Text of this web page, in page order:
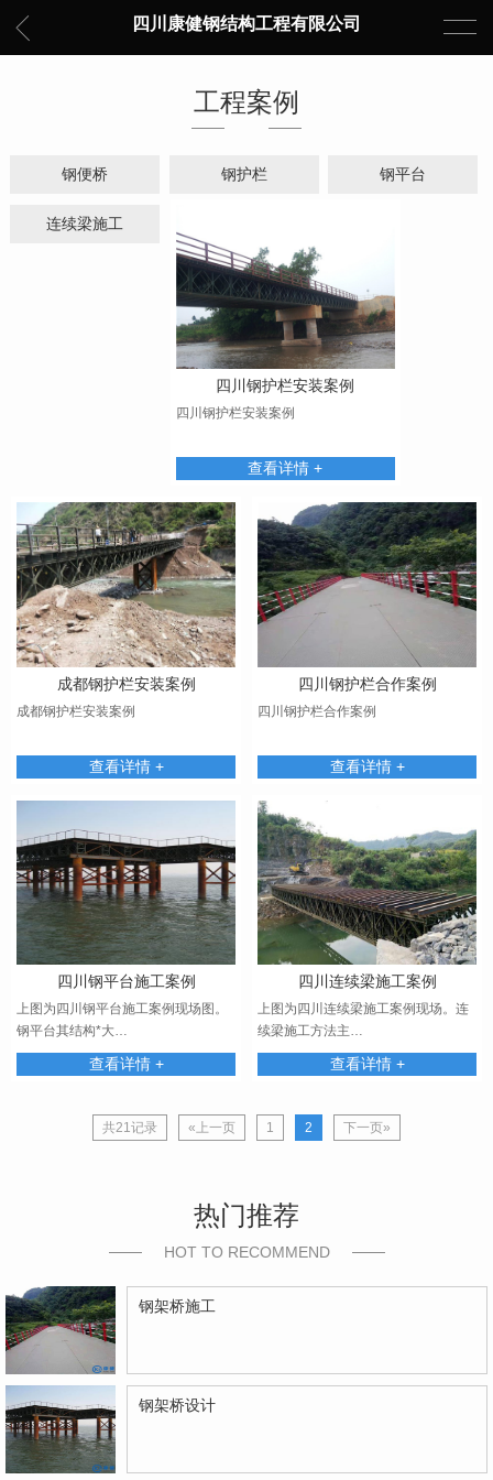
四川康健钢结构工程有限公司
工程案例
钢便桥 钢护栏 钢平台
连续梁施工
四川钢护栏安装案例
四川钢护栏安装案例
查看详情 +
成都钢护栏安装案例
成都钢护栏安装案例
查看详情 +
四川钢护栏合作案例
四川钢护栏合作案例
查看详情 +
四川钢平台施工案例
上图为四川钢平台施工案例现场图。
钢平台其结构*大…
查看详情 +
四川连续梁施工案例
上图为四川连续梁施工案例现场。连
续梁施工方法主…
查看详情 +
共21记录 «上一页 1 2 下一页»
热门推荐
HOT TO RECOMMEND
钢架桥施工
钢架桥设计